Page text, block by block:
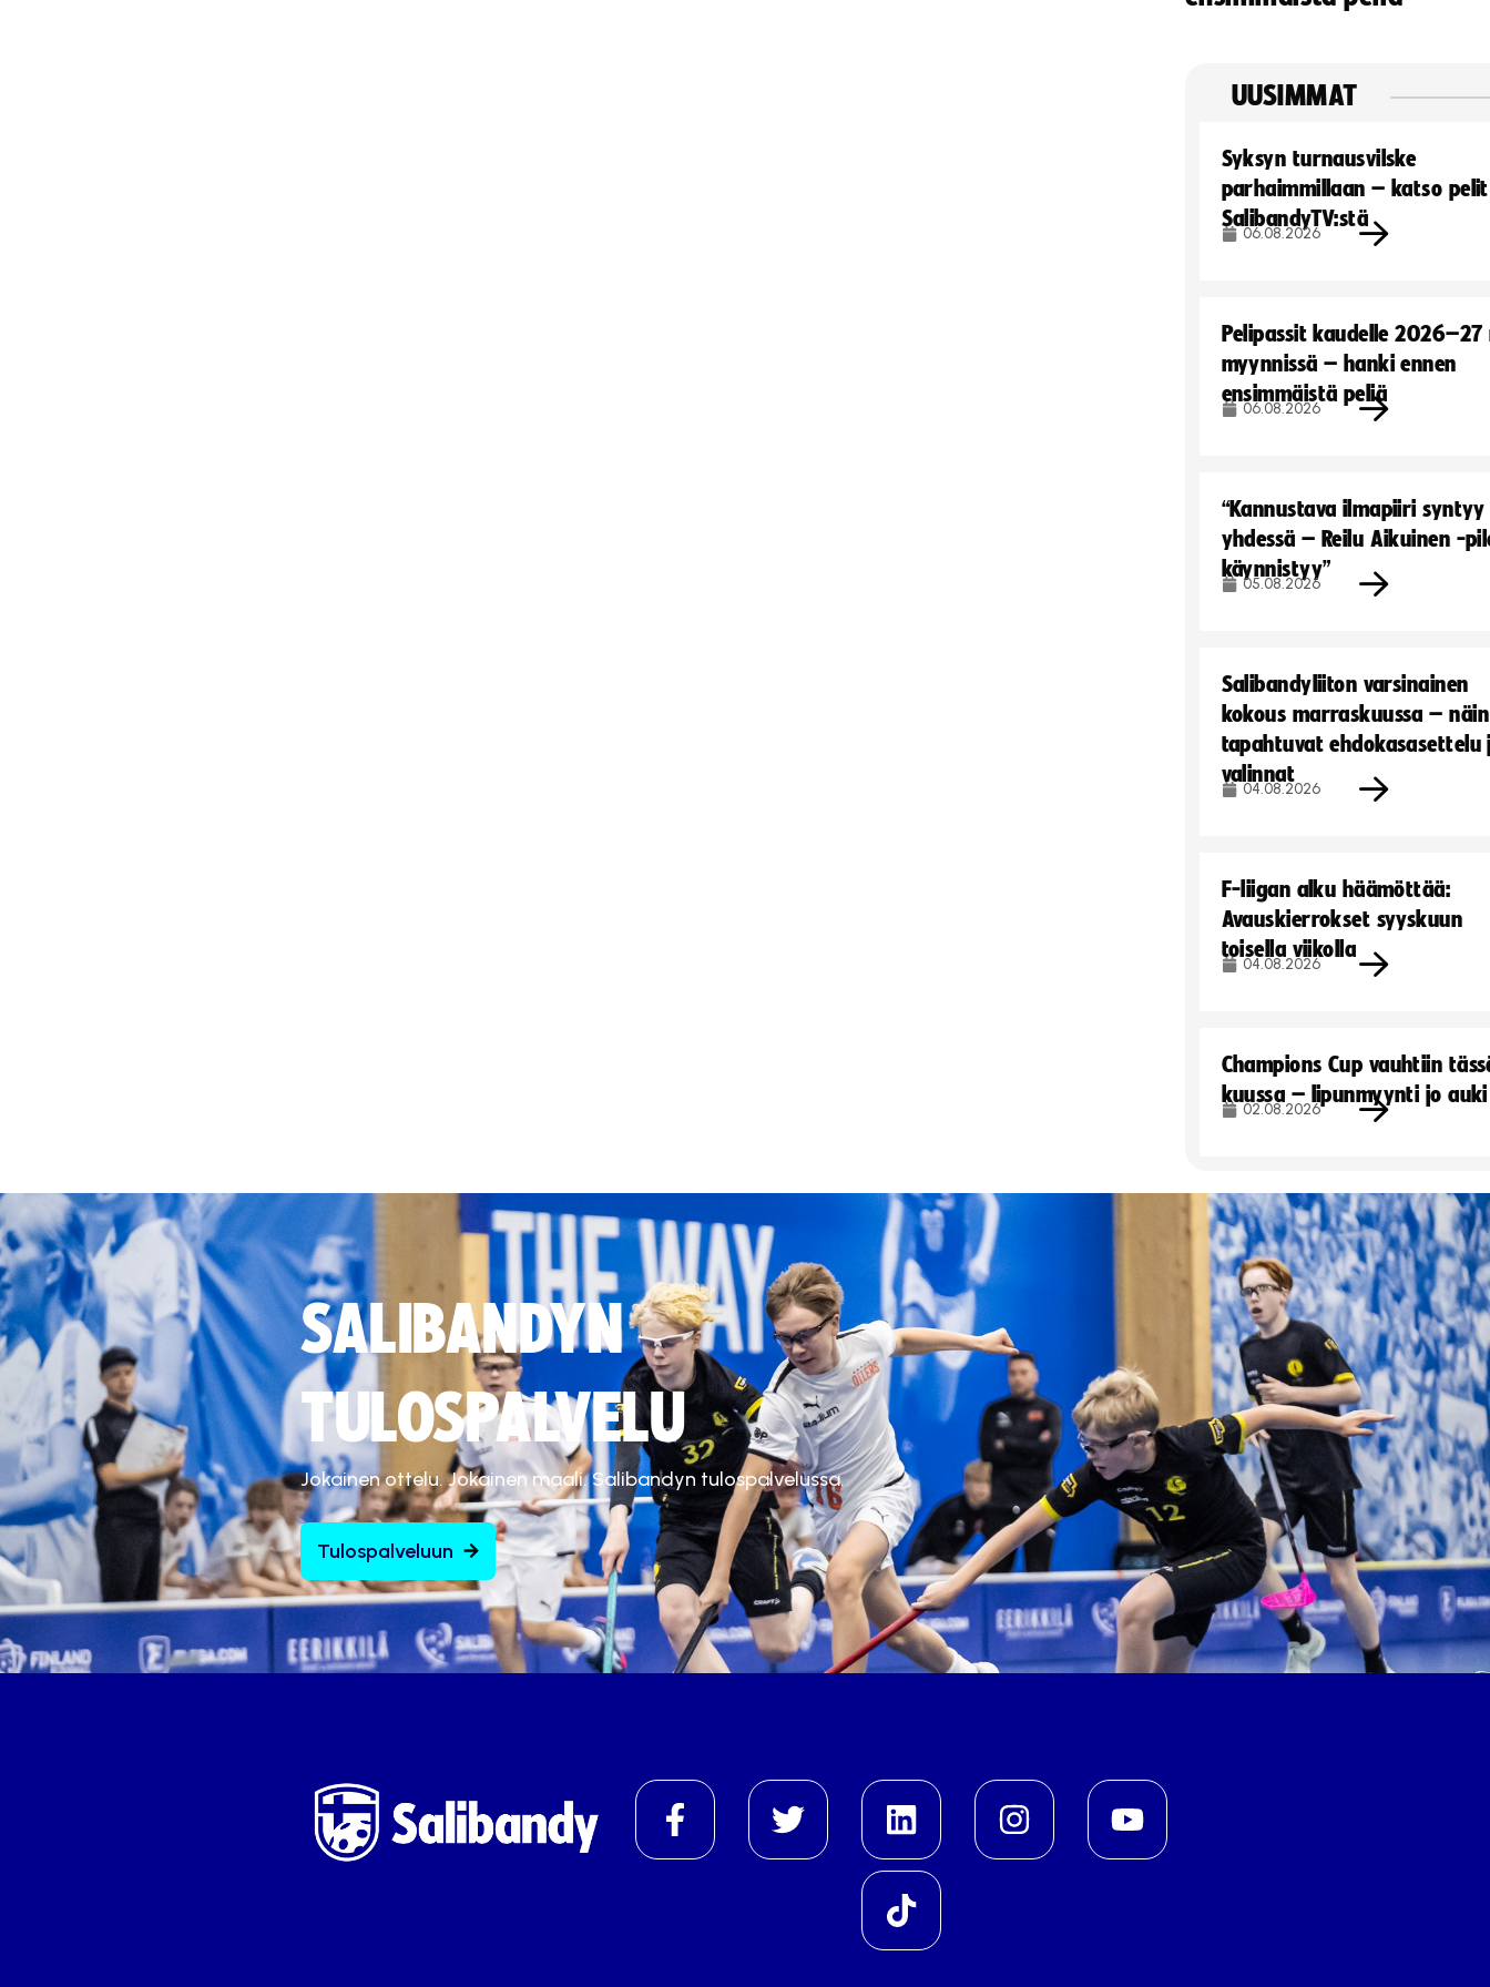
UUSIMMAT
Syksyn turnausvilske
parhaimmillaan – katso pelit
SalibandyTV:stä
06.08.2026
Pelipassit kaudelle
myynnissä – hanki ennen
ensimmäistä peliä
06.08.2026
“Kannustava ilmapiiri syntyy
yhdessä – Reilu Aikuinen -
käynnistyy”
05.08.2026
Salibandyliiton varsinainen
kokous marraskuussa – näin
tapahtuvat ehdokasasettelu
valinnat
04.08.2026
F-liigan alku häämöttää:
Avauskierrokset syyskuun
toisella viikolla
04.08.2026
Champions Cup vauhtiin
kuussa – lipunmyynti jo auki
02.08.2026
SALIBANDYN
TULOSPALVELU
Jokainen ottelu. Jokainen maali. Salibandyn tulospalvelussa.
Tulospalveluun